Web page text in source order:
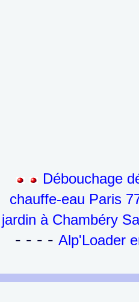
Débouchage
chauffe-eau Paris
jardin à Chambéry
- - - - Alp'Loader